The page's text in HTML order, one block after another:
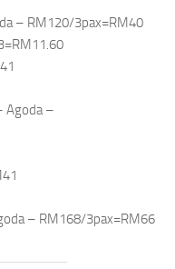
– RM120/3pax=RM40
Agoda –
– RM168/3pax=RM66